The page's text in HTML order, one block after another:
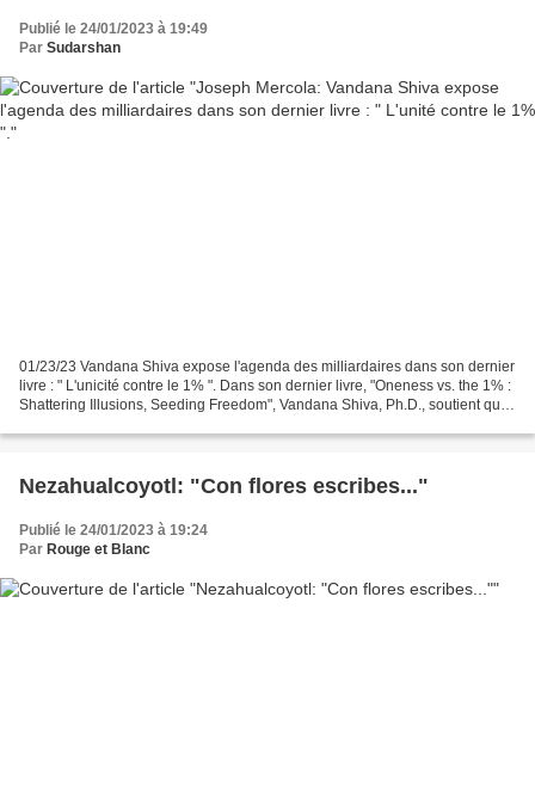
Publié le 24/01/2023 à 19:49
Par Sudarshan
01/23/23 Vandana Shiva expose l'agenda des milliardaires dans son dernier
livre : " L'unicité contre le 1% ". Dans son dernier livre, "Oneness vs. the 1% :
Shattering Illusions, Seeding Freedom", Vandana Shiva, Ph.D., soutient que
Nezahualcoyotl: "Con flores escribes..."
Publié le 24/01/2023 à 19:24
Par Rouge et Blanc